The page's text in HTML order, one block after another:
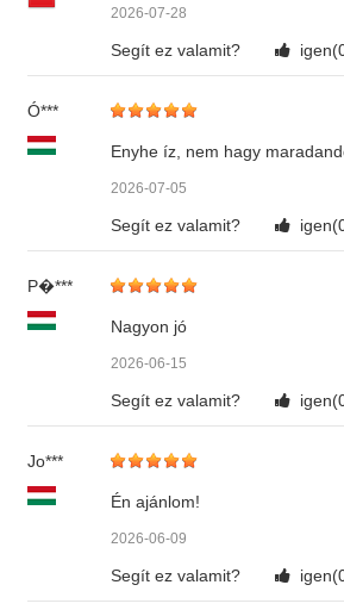
2026-07-28
Segít ez valamit? igen(
Ó***
Enyhe íz, nem hagy
2026-07-05
Segít ez valamit? igen(
P�***
Nagyon jó
2026-06-15
Segít ez valamit? igen(
Jo***
Én ajánlom!
2026-06-09
Segít ez valamit? igen(